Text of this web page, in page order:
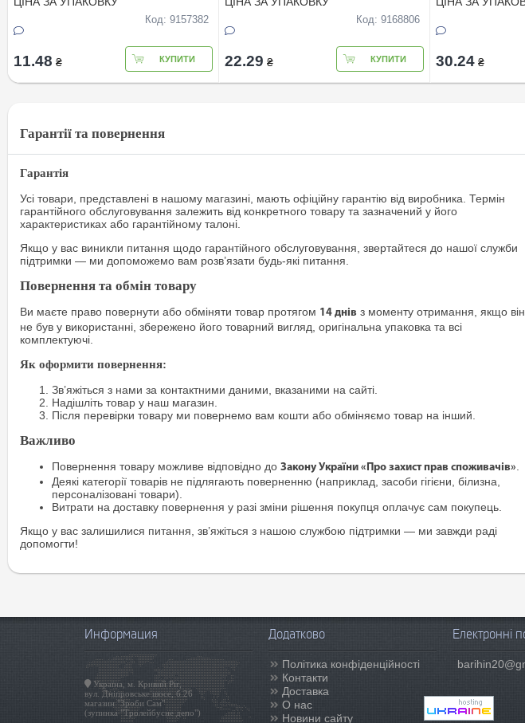
Код: 9157382
11.48 ₴ КУПИТИ
Код: 9168806
22.29 ₴ КУПИТИ 30.24 ₴
Гарантії та повернення
Гарантія
Усі товари, представлені в нашому магазині, мають офіційну гарантію від виробника. Термін
гарантійного обслуговування залежить від конкретного товару та зазначений у його
характеристиках або гарантійному талоні.
Якщо у вас виникли питання щодо гарантійного обслуговування, звертайтеся до нашої служби
підтримки — ми допоможемо вам розв’язати будь-які питання.
Повернення та обмін товару
Ви маєте право повернути або обміняти товар протягом 14 днів з моменту отримання, якщо він
не був у використанні, збережено його товарний вигляд, оригінальна упаковка та всі
комплектуючі.
Як оформити повернення:
Зв’яжіться з нами за контактними даними, вказаними на сайті.
Надішліть товар у наш магазин.
Після перевірки товару ми повернемо вам кошти або обміняємо товар на інший.
Важливо
Повернення товару можливе відповідно до Закону України «Про захист прав споживачів»
Деякі категорії товарів не підлягають поверненню (наприклад, засоби гігієни, білизна,
персоналізовані товари).
Витрати на доставку повернення у разі зміни рішення покупця оплачує сам покупець.
Якщо у вас залишилися питання, зв’яжіться з нашою службою підтримки — ми завжди раді
допомогти!
Информация
Україна, м. Кривий Ріг,
вул. Дніпровське шосе, б.26
магазин "Зроби Сам"
(зупинка "Тролейбусне депо")
Додатково
Політика конфіденційності
Контакти
Доставка
О нас
Новини сайту
Електронні